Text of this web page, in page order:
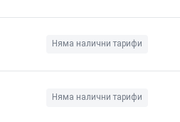
Няма налични тарифи
Няма налични тарифи